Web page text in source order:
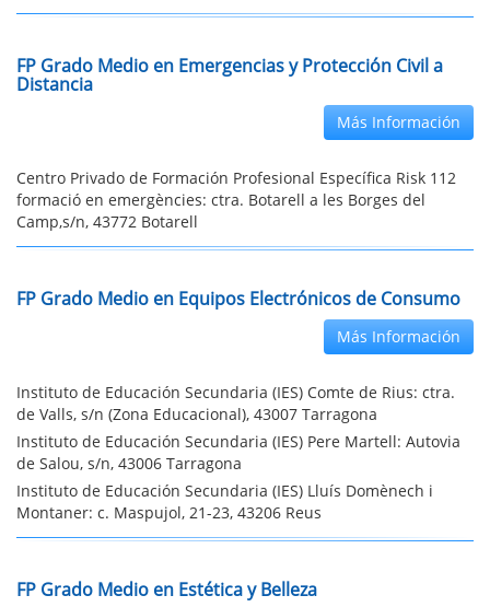
FP Grado Medio en Emergencias y Protección Civil a
Distancia
Más Información
Centro Privado de Formación Profesional Específica Risk 112
formació en emergències: ctra. Botarell a les Borges del
Camp,s/n, 43772 Botarell
FP Grado Medio en Equipos Electrónicos de Consumo
Más Información
Instituto de Educación Secundaria (IES) Comte de Rius: ctra.
de Valls, s/n (Zona Educacional), 43007 Tarragona
Instituto de Educación Secundaria (IES) Pere Martell: Autovia
de Salou, s/n, 43006 Tarragona
Instituto de Educación Secundaria (IES) Lluís Domènech i
Montaner: c. Maspujol, 21-23, 43206 Reus
FP Grado Medio en Estética y Belleza